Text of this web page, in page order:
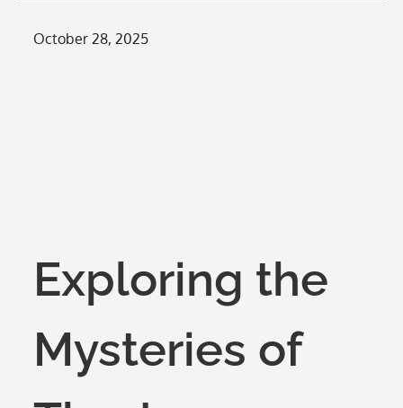
Posted
October 28, 2025
Exploring the
Mysteries of